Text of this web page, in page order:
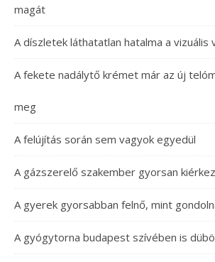
magát
A díszletek láthatatlan hatalma a vizuális
A fekete nadálytő krémet már az új
meg
A felújítás során sem vagyok egyedül
A gázszerelő szakember gyorsan
A gyerek gyorsabban felnő, mint
A gyógytorna budapest szívében is